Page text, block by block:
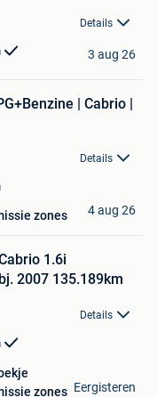
Details
3 aug 26
| Cabrio |
Details
zones 4 aug 26
1.6i
2007 135.189km
Details
zones Eergisteren